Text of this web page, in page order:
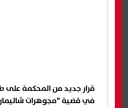
قرار جديد من المحكمة على
في قضية "مجوهرات